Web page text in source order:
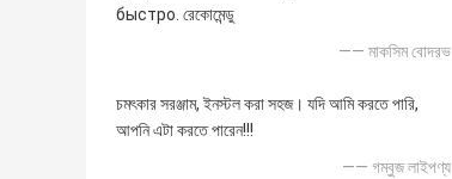
быстро. রেকোমেন্ডু
—— মাকসিম বোদরভ
চমৎকার সরঞ্জাম, ইনস্টল করা সহজ। যদি আমি করতে পারি,
আপনি এটা করতে পারেন!!!
—— গম্বুজ লাইপণ্য